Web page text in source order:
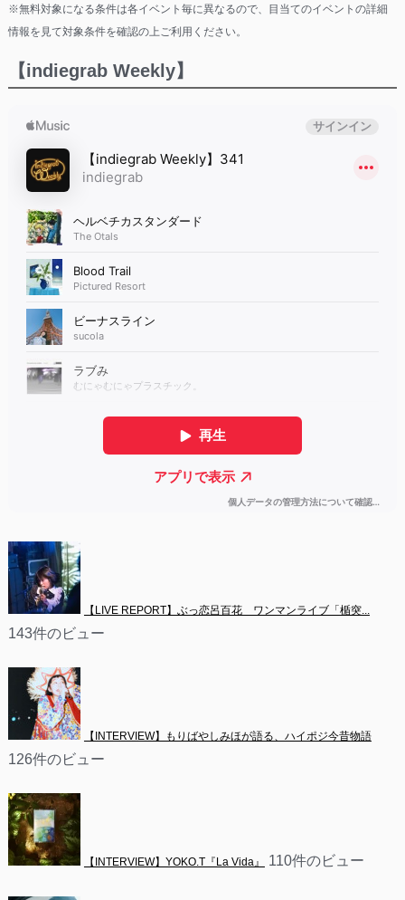
※無料対象になる条件は各イベント毎に異なるので、目当てのイベントの詳細
情報を見て対象条件を確認の上ご利用ください。
【indiegrab Weekly】
【LIVE REPORT】ぶっ恋呂百花　ワンマンライブ「楯突...
143件のビュー
【INTERVIEW】もりばやしみほが語る、ハイポジ今昔物語
126件のビュー
【INTERVIEW】YOKO.T『La Vida』 110件のビュー